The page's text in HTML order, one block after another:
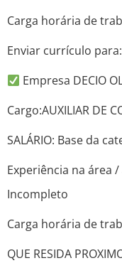
Carga horária de
Enviar currículo
Empresa DECIO
Cargo:AUXILIAR DE
SALÁRIO: Base da
Experiência na área
Incompleto
Carga horária de
QUE RESIDA